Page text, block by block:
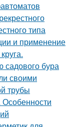
типа
и применение
садового бура
своими
трубы
Особенности